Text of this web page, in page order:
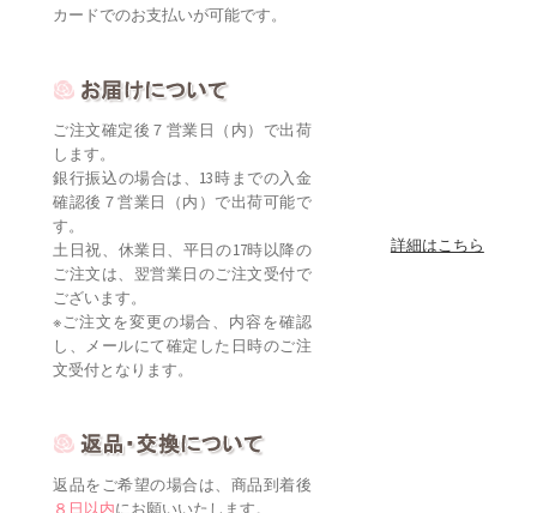
カードでのお支払いが可能です。
ご注文確定後７営業日（内）で出荷
します。
銀行振込の場合は、13時までの入金
確認後７営業日（内）で出荷可能で
す。
土日祝、休業日、平日の17時以降の
ご注文は、翌営業日のご注文受付で
ございます。
※ご注文を変更の場合、内容を確認
し、メールにて確定した日時のご注
文受付となります。
詳細はこちら
返品をご希望の場合は、商品到着後
８日以内にお願いいたします。